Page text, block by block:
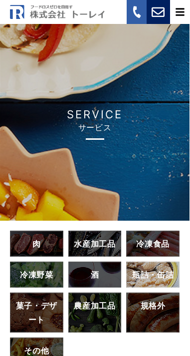
BUSINESS
会社概要
COMPANY
採用情報
RECRUIT
SERVICE
サービス
肉 水産加工品 冷凍食品
冷凍野菜 酒 瓶詰・缶詰
菓子・デザ
ート
農産加工品 規格外
その他